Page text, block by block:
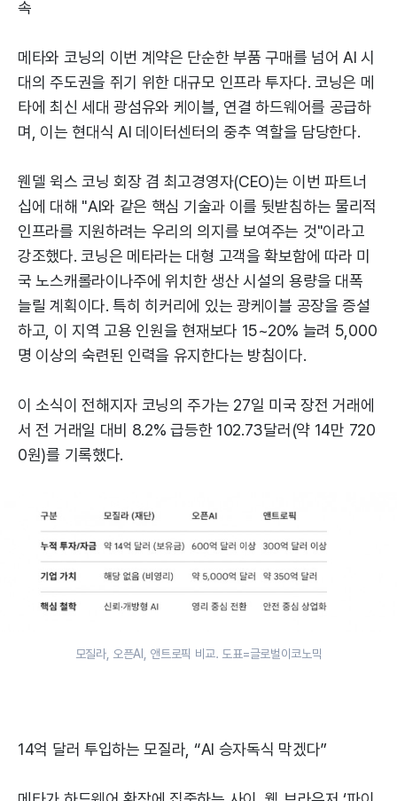
속
메타와 코닝의 이번 계약은 단순한 부품 구매를 넘어 AI 시
대의 주도권을 쥐기 위한 대규모 인프라 투자다. 코닝은 메
타에 최신 세대 광섬유와 케이블, 연결 하드웨어를 공급하
며, 이는 현대식 AI 데이터센터의 중추 역할을 담당한다.
웬델 윅스 코닝 회장 겸 최고경영자(CEO)는 이번 파트너
십에 대해 "AI와 같은 핵심 기술과 이를 뒷받침하는 물리적
인프라를 지원하려는 우리의 의지를 보여주는 것"이라고
강조했다. 코닝은 메타라는 대형 고객을 확보함에 따라 미
국 노스캐롤라이나주에 위치한 생산 시설의 용량을 대폭
늘릴 계획이다. 특히 히커리에 있는 광케이블 공장을 증설
하고, 이 지역 고용 인원을 현재보다 15~20% 늘려 5,000
명 이상의 숙련된 인력을 유지한다는 방침이다.
이 소식이 전해지자 코닝의 주가는 27일 미국 장전 거래에
서 전 거래일 대비 8.2% 급등한 102.73달러(약 14만 720
0원)를 기록했다.
모질라, 오픈AI, 앤트로픽 비교. 도표=글로벌이코노믹
14억 달러 투입하는 모질라, “AI 승자독식 막겠다”